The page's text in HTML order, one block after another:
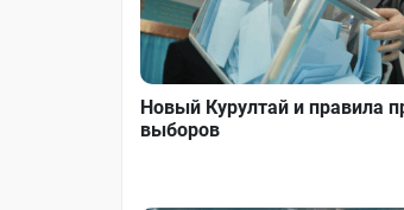
Новый Курултай и правила
выборов